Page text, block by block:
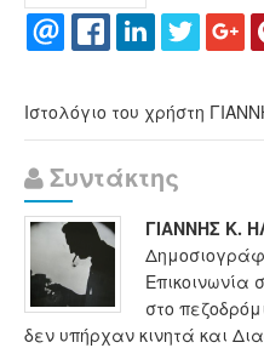
Ιστολόγιο του χρήστη
Συντάκτης
ΓΙΑΝΝΗΣ Κ.
Επικοινωνία
στο
δεν υπήρχαν κινητά και